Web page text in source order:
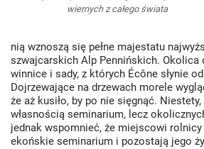
wiernych z całego świata
nią wznoszą się pełne majestatu
szwajcarskich Alp Pennińskich. Okolica
winnice i sady, z których Écône słynie
Dojrzewające na drzewach morele
że aż kusiło, by po nie sięgnąć. Niestety,
własnością seminarium, lecz
jednak wspomnieć, że miejscowi
ekońskie seminarium i pozostają jego